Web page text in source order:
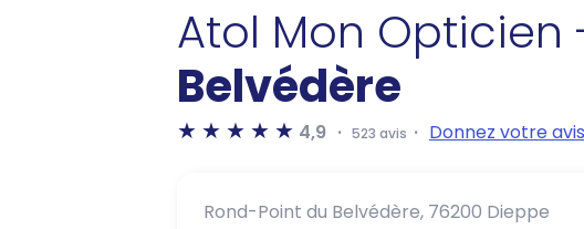
Atol Mon Opticien
Belvédère
4,9 523 avis Donnez votre avis
Rond-Point du Belvédère, 76200 Dieppe